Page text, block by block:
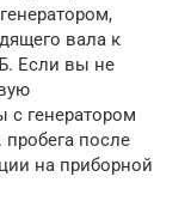
вала к
Если вы не
с генератором
после
на приборной